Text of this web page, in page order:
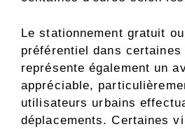
Le stationnement gratuit
préférentiel dans certaines
représente également un
appréciable,
utilisateurs urbains
déplacements. Certaines